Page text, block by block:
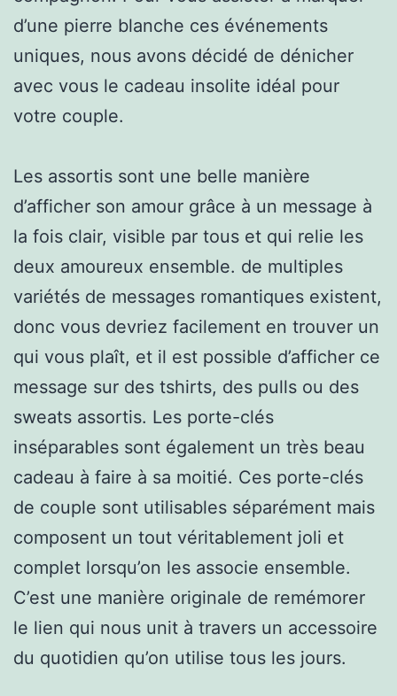
d’une pierre blanche ces événements
uniques, nous avons décidé de dénicher
avec vous le cadeau insolite idéal pour
votre couple.
Les assortis sont une belle manière
d’afficher son amour grâce à un message à
la fois clair, visible par tous et qui relie les
deux amoureux ensemble. de multiples
variétés de messages romantiques existent,
donc vous devriez facilement en trouver un
qui vous plaît, et il est possible d’afficher ce
message sur des tshirts, des pulls ou des
sweats assortis. Les porte-clés
inséparables sont également un très beau
cadeau à faire à sa moitié. Ces porte-clés
de couple sont utilisables séparément mais
composent un tout véritablement joli et
complet lorsqu’on les associe ensemble.
C’est une manière originale de remémorer
le lien qui nous unit à travers un accessoire
du quotidien qu’on utilise tous les jours.